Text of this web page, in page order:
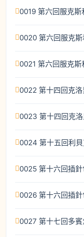
0019 第六回服克
0020 第六回服克
0021 第六回服克
0022 第十四回克
0023 第十四回克
0024 第十五回利
0025 第十六回插
0026 第十六回插
0027 第十七回多